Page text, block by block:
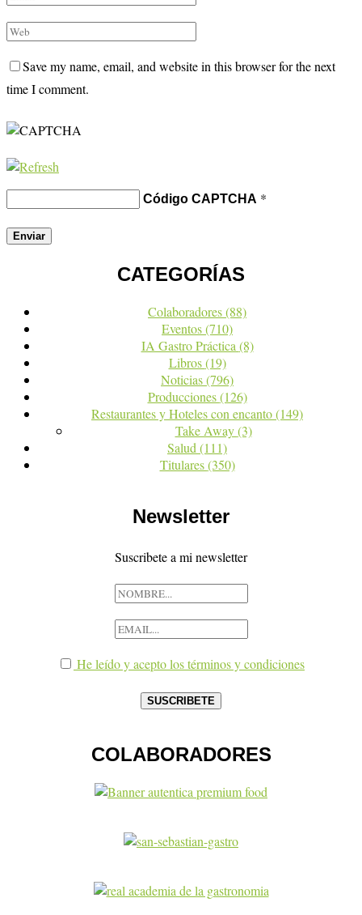
Save my name, email, and website in this browser for the next
time I comment.
Código CAPTCHA *
CATEGORÍAS
Colaboradores(88)
Eventos(710)
IA Gastro Práctica(8)
Libros(19)
Noticias(796)
Producciones(126)
Restaurantes y Hoteles con encanto(149)
Take Away(3)
Salud(111)
Titulares(350)
Newsletter
Suscribete a mi newsletter
He leído y acepto los términos y condiciones
COLABORADORES